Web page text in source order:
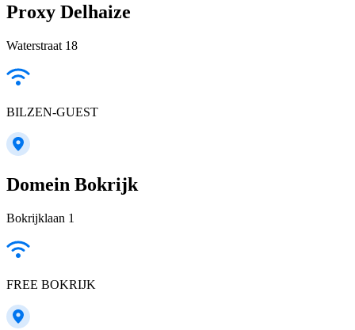
Proxy Delhaize
Waterstraat 18
BILZEN-GUEST
Domein Bokrijk
Bokrijklaan 1
FREE BOKRIJK